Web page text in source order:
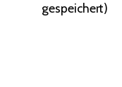
gespeichert)